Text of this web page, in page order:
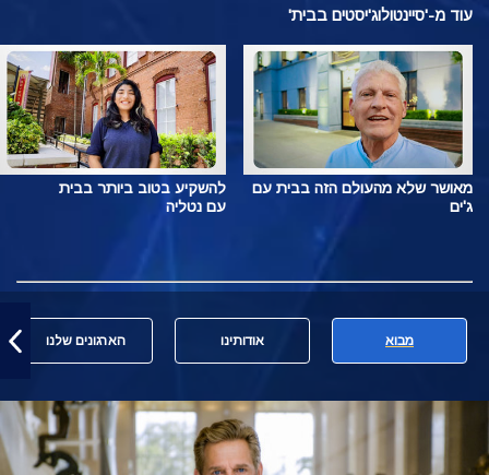
עוד מ-'סיינטולוג'יסטים בבית'
מאושר שלא מהעולם הזה בבית עם
ג'ים
להשקיע בטוב ביותר בבית
עם נטליה
מבוא אודותינו הארגונים שלנו